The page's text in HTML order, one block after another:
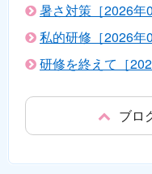
暑さ対策［2026年
私的研修［2026年
研修を終えて［
ブロ